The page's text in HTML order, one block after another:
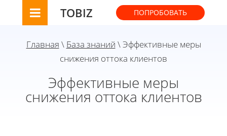
TOBIZ ПОПРОБОВАТЬ
Главная \ База знаний \ Эффективные меры
снижения оттока клиентов
Эффективные меры
снижения оттока клиентов